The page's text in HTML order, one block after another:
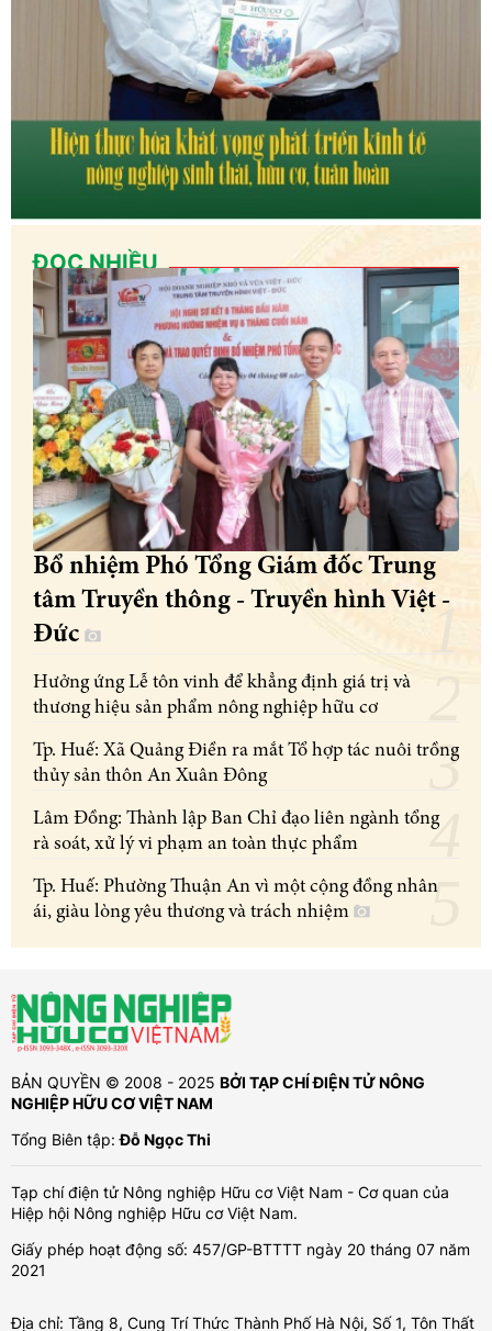
ĐỌC NHIỀU
Bổ nhiệm Phó Tổng Giám đốc Trung
tâm Truyền thông - Truyền hình Việt -
Đức
Hưởng ứng Lễ tôn vinh để khẳng định giá trị và
thương hiệu sản phẩm nông nghiệp hữu cơ
Tp. Huế: Xã Quảng Điền ra mắt Tổ hợp tác nuôi trồng
thủy sản thôn An Xuân Đông
Lâm Đồng: Thành lập Ban Chỉ đạo liên ngành tổng
rà soát, xử lý vi phạm an toàn thực phẩm
Tp. Huế: Phường Thuận An vì một cộng đồng nhân
ái, giàu lòng yêu thương và trách nhiệm
BẢN QUYỀN © 2008 - 2025 BỞI TẠP CHÍ ĐIỆN TỬ NÔNG
NGHIỆP HỮU CƠ VIỆT NAM
Tổng Biên tập:Đỗ Ngọc Thi
Tạp chí điện tử Nông nghiệp Hữu cơ Việt Nam - Cơ quan của
Hiệp hội Nông nghiệp Hữu cơ Việt Nam.
Giấy phép hoạt động số: 457/GP-BTTTT ngày 20 tháng 07 năm
2021
Địa chỉ: Tầng 8, Cung Trí Thức Thành Phố Hà Nội, Số 1, Tôn Thất